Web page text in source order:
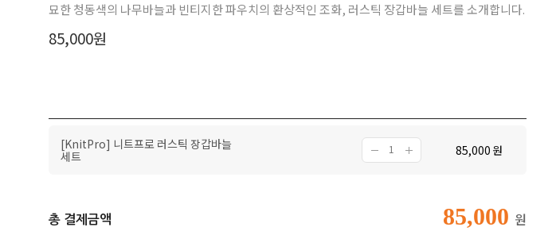
묘한 청동색의 나무바늘과 빈티지한 파우치의 환상적인 조화, 러스틱 장갑바늘 세트를 소개합니다.
85,000원
[KnitPro] 니트프로 러스틱 장갑바늘
세트
85,000 원
총 결제금액 85,000 원